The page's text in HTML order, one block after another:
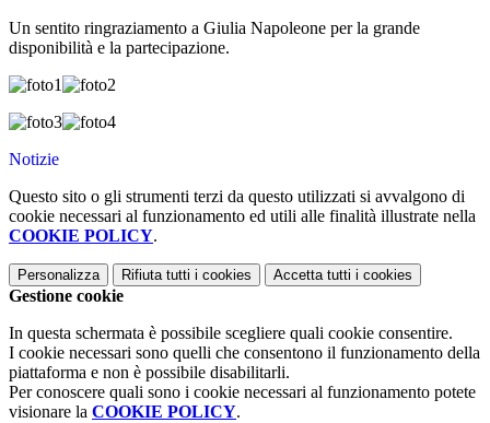
Un sentito ringraziamento a Giulia Napoleone per la grande
disponibilità e la partecipazione.
Notizie
Questo sito o gli strumenti terzi da questo utilizzati si avvalgono di
cookie necessari al funzionamento ed utili alle finalità illustrate nella
COOKIE POLICY.
Personalizza Rifiuta tutti i cookies Accetta tutti i cookies
Gestione cookie
In questa schermata è possibile scegliere quali cookie consentire.
I cookie necessari sono quelli che consentono il funzionamento della
piattaforma e non è possibile disabilitarli.
Per conoscere quali sono i cookie necessari al funzionamento potete
visionare la COOKIE POLICY.